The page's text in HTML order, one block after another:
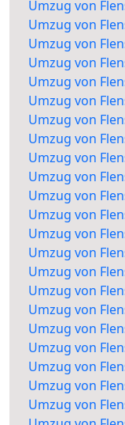
Umzug von
Umzug von
Umzug von
Umzug von
Umzug von
Umzug von
Umzug von
Umzug von
Umzug von
Umzug von
Umzug von
Umzug von
Umzug von
Umzug von
Umzug von
Umzug von
Umzug von
Umzug von
Umzug von
Umzug von
Umzug von
Umzug von